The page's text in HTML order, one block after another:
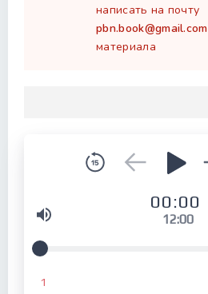
написать на почту
pbn.book@gmail.com
материала
00:00
12:00
1